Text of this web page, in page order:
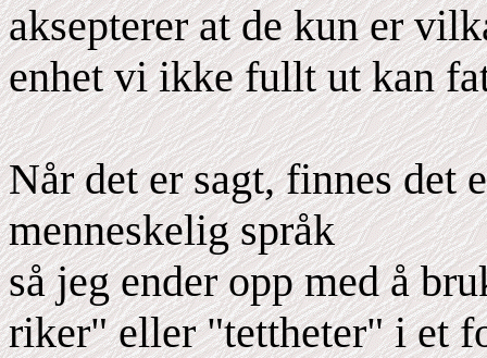
aksepterer at de kun er
enhet vi ikke fullt ut kan
Når det er sagt, finnes det
menneskelig språk
så jeg ender opp med å
riker" eller "tettheter" i et